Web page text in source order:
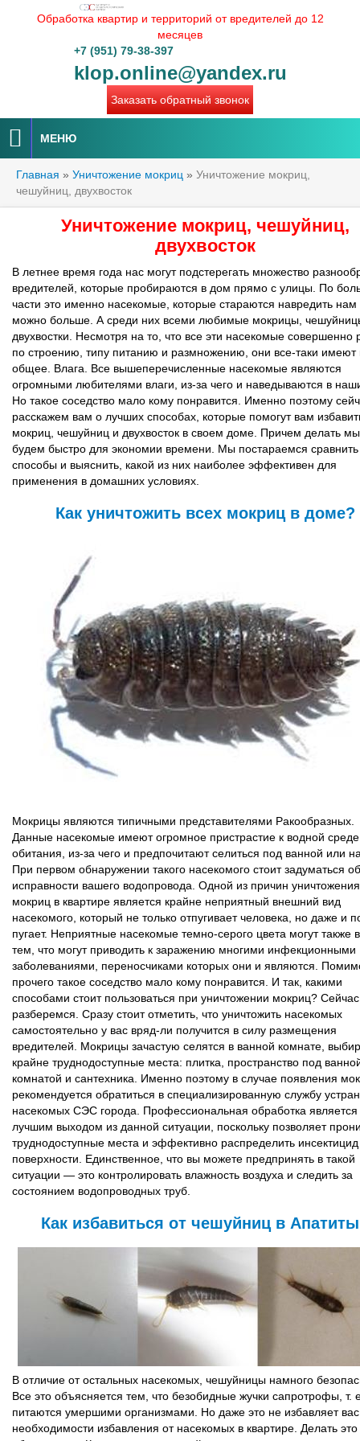
Обработка квартир и территорий от вредителей до 12
месяцев
+7 (951) 79-38-397
klop.online@yandex.ru
Заказать обратный звонок
МЕНЮ
Главная » Уничтожение мокриц » Уничтожение мокриц,
чешуйниц, двухвосток
Уничтожение мокриц, чешуйниц,
двухвосток
В летнее время года нас могут подстерегать множество
вредителей, которые пробираются в дом прямо с улицы. По
части это именно насекомые, которые стараются навредить нам
можно больше. А среди них всеми любимые мокрицы,
двухвостки. Несмотря на то, что все эти насекомые совершенно
по строению, типу питанию и размножению, они все-таки имеют
общее. Влага. Все вышеперечисленные насекомые являются
огромными любителями влаги, из-за чего и наведываются в
Но такое соседство мало кому понравится. Именно поэтому
расскажем вам о лучших способах, которые помогут вам
мокриц, чешуйниц и двухвосток в своем доме. Причем делать
будем быстро для экономии времени. Мы постараемся сравнить
способы и выяснить, какой из них наиболее эффективен для
применения в домашних условиях.
Как уничтожить всех мокриц в доме?
Мокрицы являются типичными представителями Ракообразных.
Данные насекомые имеют огромное пристрастие к водной среде
обитания, из-за чего и предпочитают селиться под ванной или
При первом обнаружении такого насекомого стоит задуматься об
исправности вашего водопровода. Одной из причин уничтожения
мокриц в квартире является крайне неприятный внешний вид
насекомого, который не только отпугивает человека, но даже и
пугает. Неприятные насекомые темно-серого цвета могут также
тем, что могут приводить к заражению многими инфекционными
заболеваниями, переносчиками которых они и являются.
прочего такое соседство мало кому понравится. И так, какими
способами стоит пользоваться при уничтожении мокриц? Сейчас
разберемся. Сразу стоит отметить, что уничтожить насекомых
самостоятельно у вас вряд-ли получится в силу размещения
вредителей. Мокрицы зачастую селятся в ванной комнате,
крайне труднодоступные места: плитка, пространство под
комнатой и сантехника. Именно поэтому в случае появления
рекомендуется обратиться в специализированную службу
насекомых СЭС города. Профессиональная обработка является
лучшим выходом из данной ситуации, поскольку позволяет
труднодоступные места и эффективно распределить
поверхности. Единственное, что вы можете предпринять в такой
ситуации — это контролировать влажность воздуха и следить за
состоянием водопроводных труб.
Как избавиться от чешуйниц в
В отличие от остальных насекомых, чешуйницы намного
Все это объясняется тем, что безобидные жучки сапротрофы, т.
питаются умершими организмами. Но даже это не избавляет вас
необходимости избавления от насекомых в квартире. Делать